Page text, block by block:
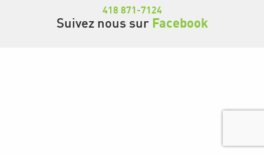
418 871-7124
Suivez nous sur Facebook